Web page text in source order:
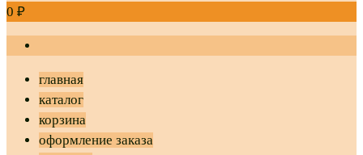
0 ₽
главная
каталог
корзина
оформление заказа